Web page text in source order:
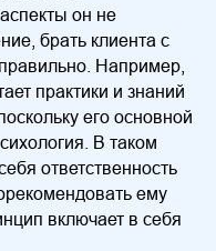
он не
брать клиента с
Например,
практики и знаний
его основной
В таком
ответственность
ему
включает в себя